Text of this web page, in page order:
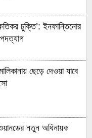
চুক্তি’: ইনফান্তিনোর
পদত্যাগ
ছেড়ে দেওয়া যাবে
নতুন অধিনায়ক